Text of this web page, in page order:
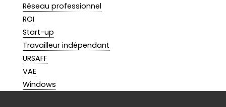
Réseau professionnel
ROI
Start-up
Travailleur indépendant
URSAFF
VAE
Windows